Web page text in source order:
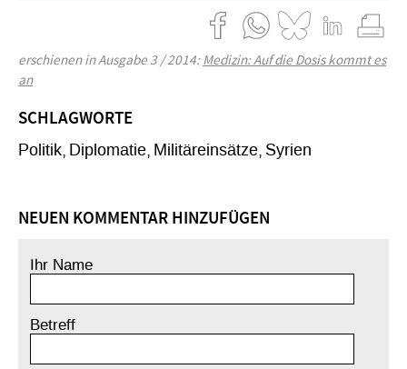
erschienen in Ausgabe 3 / 2014:Medizin: Auf die Dosis kommt es
an
SCHLAGWORTE
Politik Diplomatie Militäreinsätze Syrien
NEUEN KOMMENTAR HINZUFÜGEN
Ihr Name
Betreff